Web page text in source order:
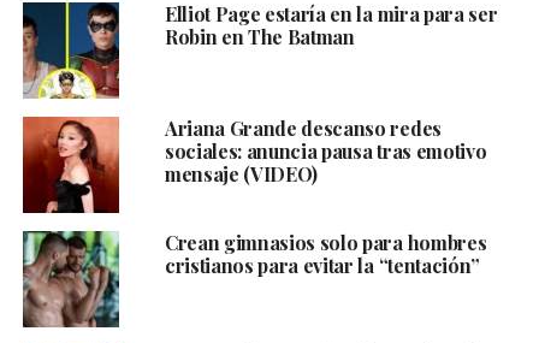
Elliot Page estaría en la mira para ser
Robin en The Batman
Ariana Grande descanso redes
sociales: anuncia pausa tras emotivo
mensaje (VIDEO)
Crean gimnasios solo para hombres
cristianos para evitar la “tentación”